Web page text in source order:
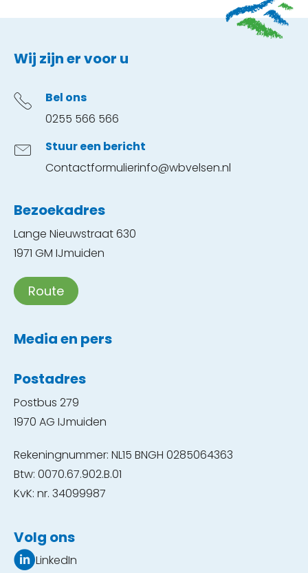
Contactinformatie
Wij zijn er voor u
Bel ons
0255 566 566
Stuur een bericht
Contactformulierinfo@wbvelsen.nl
Bezoekadres
Lange Nieuwstraat 630
1971 GM IJmuiden
Route
Media en pers
Postadres
Postbus 279
1970 AG IJmuiden
Rekeningnummer: NL15 BNGH 0285064363
Btw: 0070.67.902.B.01
KvK: nr. 34099987
Volg ons
LinkedIn